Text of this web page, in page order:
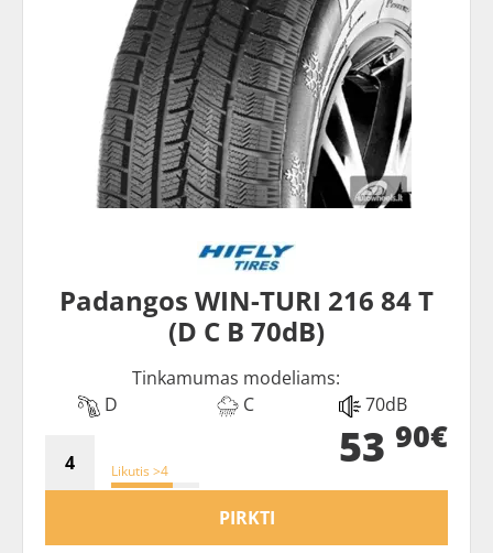
Padangos WIN-TURI 216 84 T
(D C B 70dB)
Tinkamumas modeliams:
D
C 70dB
Likutis >4 53 90€
PIRKTI